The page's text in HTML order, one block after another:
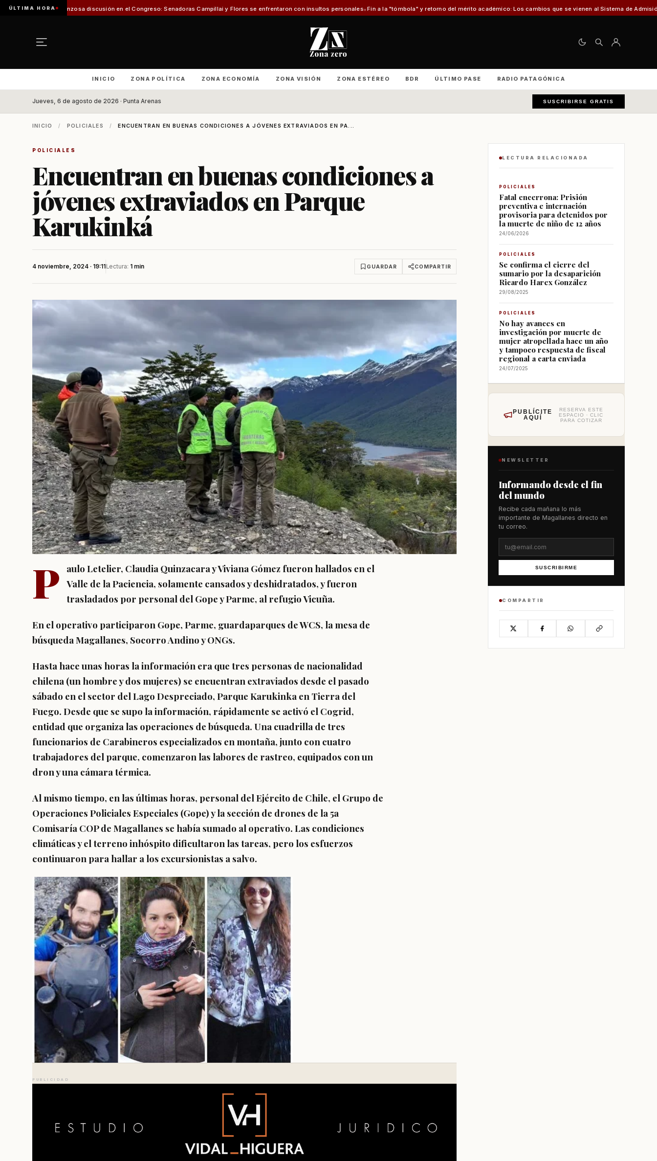
ÚLTIMA HORA
discusión en el Congreso: Senadoras Campillai y Flores se enfrentaron con insultos personales Fin a la "tómbola" y retorno del mérito académico: Los cambios que se vienen al Sistema de Admisión Escolar (SAE)
INICIO ZONA POLÍTICA ZONA ECONOMÍA ZONA VISIÓN ZONA ESTÉREO BDR ÚLTIMO PASE RADIO PATAGÓNICA
Jueves, 6 de agosto de 2026 · Punta Arenas SUSCRIBIRSE GRATIS
INICIO / POLICIALES / ENCUENTRAN EN BUENAS CONDICIONES A JÓVENES EXTRAVIADOS EN PA...
POLICIALES
Encuentran en buenas condiciones a
jóvenes extraviados en Parque
Karukinká
4 noviembre, 2024 · 19:11Lectura: 1 min GUARDAR COMPARTIR
P
aulo Letelier, Claudia Quinzacara y Viviana Gómez fueron hallados en el
Valle de la Paciencia, solamente cansados y deshidratados, y fueron
trasladados por personal del Gope y Parme, al refugio Vicuña.
En el operativo participaron Gope, Parme, guardaparques de WCS, la mesa de
búsqueda Magallanes, Socorro Andino y ONGs.
Hasta hace unas horas la información era que tres personas de nacionalidad
chilena (un hombre y dos mujeres) se encuentran extraviados desde el pasado
sábado en el sector del Lago Despreciado, Parque Karukinka en Tierra del
Fuego. Desde que se supo la información, rápidamente se activó el Cogrid,
entidad que organiza las operaciones de búsqueda. Una cuadrilla de tres
funcionarios de Carabineros especializados en montaña, junto con cuatro
trabajadores del parque, comenzaron las labores de rastreo, equipados con un
dron y una cámara térmica.
Al mismo tiempo, en las últimas horas, personal del Ejército de Chile, el Grupo de
Operaciones Policiales Especiales (Gope) y la sección de drones de la 5a
Comisaría COP de Magallanes se había sumado al operativo. Las condiciones
climáticas y el terreno inhóspito dificultaron las tareas, pero los esfuerzos
continuaron para hallar a los excursionistas a salvo.
PUBLICIDAD
LECTURA RELACIONADA
POLICIALES
Fatal encerrona: Prisión
preventiva e internación
provisoria para detenidos por
la muerte de niño de 12 años
24/06/2026
POLICIALES
Se confirma el cierre del
sumario por la desaparición
Ricardo Harex González
29/08/2025
POLICIALES
No hay avances en
investigación por muerte de
mujer atropellada hace un año
y tampoco respuesta de fiscal
regional a carta enviada
24/07/2025
PUBLÍCITE
AQUÍ
RESERVA ESTE
ESPACIO · CLIC
PARA COTIZAR
NEWSLETTER
Informando desde el fin
del mundo
Recibe cada mañana lo más
importante de Magallanes directo en
tu correo.
SUSCRIBIRME
COMPARTIR